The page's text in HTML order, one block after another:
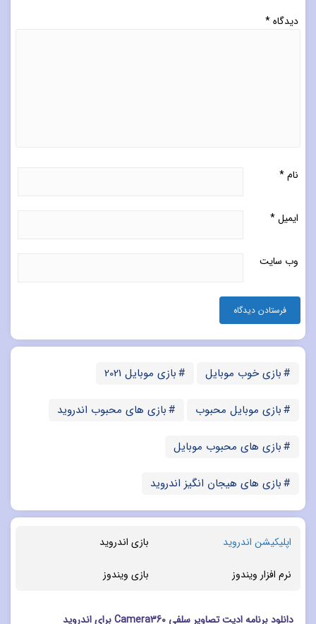
دیدگاه*
نام*
ایمیل*
وب‌ سایت
بازی خوب موبایل بازی موبایل 2021
بازی موبایل محبوب بازی های محبوب اندروید
بازی های محبوب موبایل
بازی های هیجان انگیز اندروید
اپلیکیشن اندروید بازی اندروید
نرم افزار ویندوز بازی ویندوز
دانلود برنامه ادیت تصاویر سلفی Camera360 برای اندروید